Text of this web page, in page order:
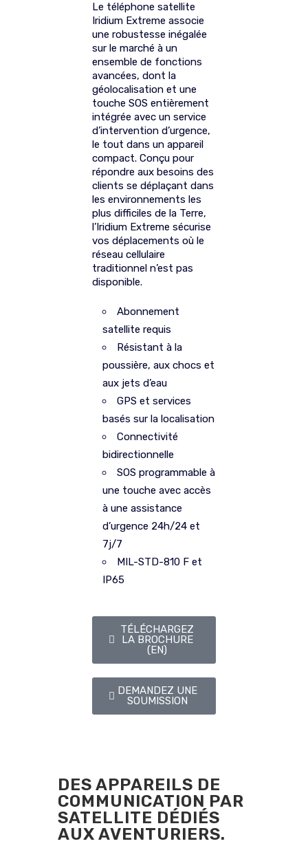
Le téléphone satellite
Iridium Extreme associe
une robustesse inégalée
sur le marché à un
ensemble de fonctions
avancées, dont la
géolocalisation et une
touche SOS entièrement
intégrée avec un service
d’intervention d’urgence,
le tout dans un appareil
compact. Conçu pour
répondre aux besoins des
clients se déplaçant dans
les environnements les
plus difficiles de la Terre,
l’Iridium Extreme sécurise
vos déplacements où le
réseau cellulaire
traditionnel n’est pas
disponible.
Abonnement
satellite requis
Résistant à la
poussière, aux chocs et
aux jets d’eau
GPS et services
basés sur la localisation
Connectivité
bidirectionnelle
SOS programmable à
une touche avec accès
à une assistance
d’urgence 24h/24 et
7j/7
MIL-STD-810 F et
IP65
TÉLÉCHARGEZ
LA BROCHURE
(EN)
DEMANDEZ UNE
SOUMISSION
DES APPAREILS DE
COMMUNICATION PAR
SATELLITE DÉDIÉS
AUX AVENTURIERS.